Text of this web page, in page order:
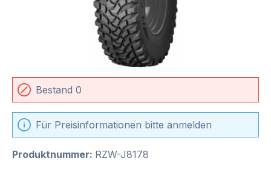
Bestand 0
Für Preisinformationen bitte anmelden
Produktnummer: RZW-J8178